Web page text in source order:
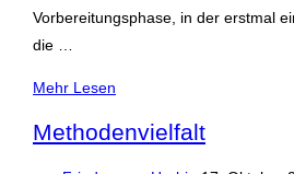
Vorbereitungsphase, in der erstmal
die …
Mehr über
liegt
alles
Lesen
Methodenvielfalt